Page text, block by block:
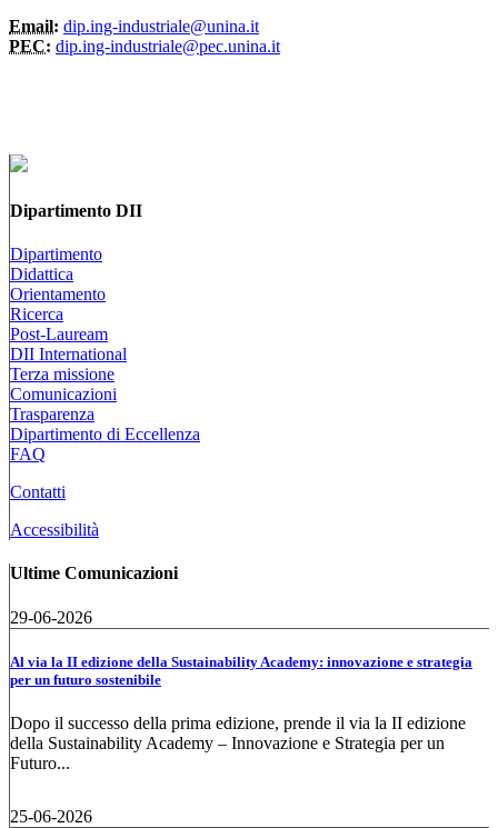
Email: dip.ing-industriale@unina.it
PEC: dip.ing-industriale@pec.unina.it
Dipartimento DII
Dipartimento
Didattica
Orientamento
Ricerca
Post-Lauream
DII International
Terza missione
Comunicazioni
Trasparenza
Dipartimento di Eccellenza
FAQ
Contatti
Accessibilità
Ultime Comunicazioni
29-06-2026
Al via la II edizione della Sustainability Academy: innovazione e strategia
per un futuro sostenibile
Dopo il successo della prima edizione, prende il via la II edizione
della Sustainability Academy – Innovazione e Strategia per un
Futuro...
25-06-2026